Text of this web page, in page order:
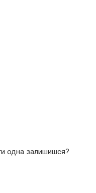
одна залишишся?